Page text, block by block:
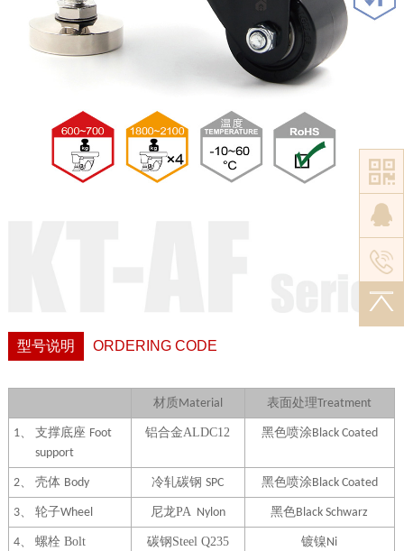
型号说明 ORDERING CODE
材质Material 表面处理Treatment
1、 支撑底座 Foot
support
铝合金ALDC12 黑色喷涂Black Coated
2、 壳体 Body 冷轧碳钢SPC 黑色喷涂Black Coated
3、 轮子Wheel 尼龙PANylon 黑色Black Schwarz
4、 螺栓 Bolt 碳钢 Steel Q235 镀镍Ni